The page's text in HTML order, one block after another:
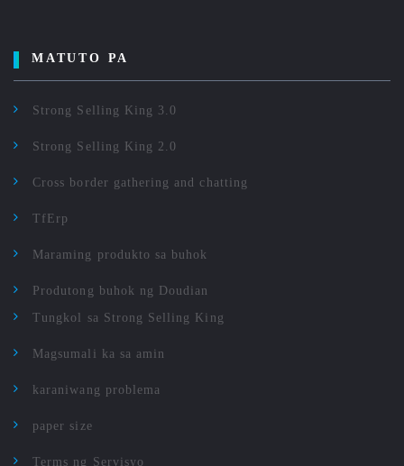
MATUTO PA
Strong Selling King 3.0
Strong Selling King 2.0
Cross border gathering and chatting
TfErp
Maraming produkto sa buhok
Produtong buhok ng Doudian
Tungkol sa Strong Selling King
Magsumali ka sa amin
karaniwang problema
paper size
Terms ng Servisyo